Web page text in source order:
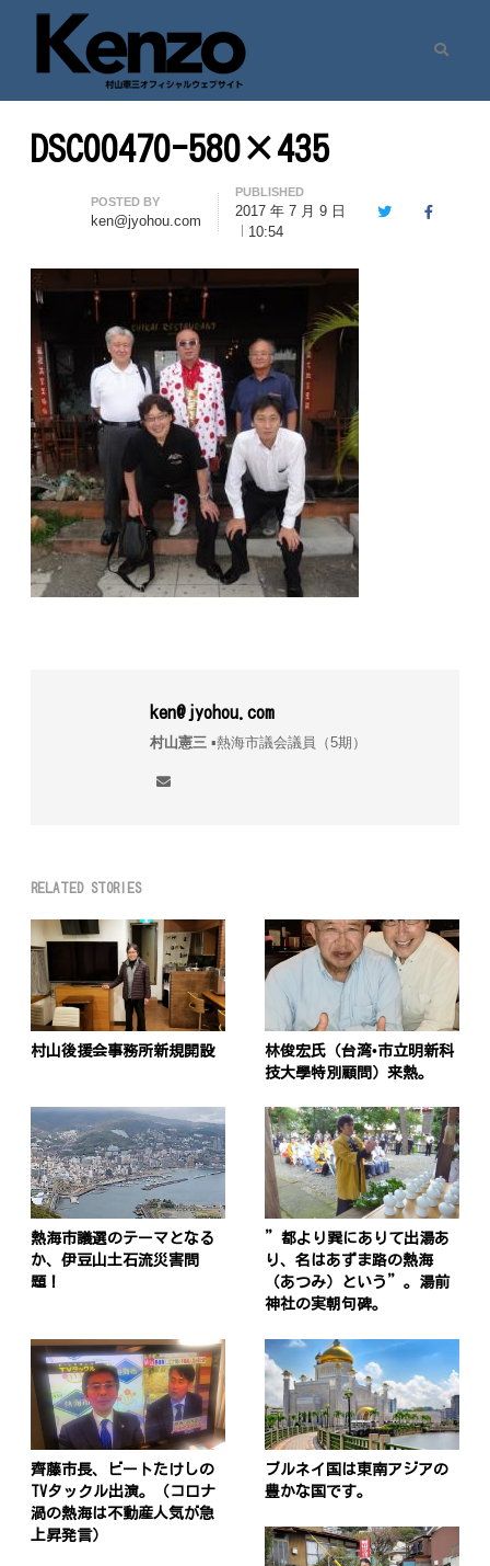
七転八起 – 村山憲三 Official Site
村山憲三ウェブサイト
DSC00470-580×435
Author
POSTED BY
ken@jyohou.com
PUBLISHED
2017 年 7 月 9 日
10:54
TwitterFacebook
ken@jyohou.com
村山憲三▪︎熱海市議会議員（5期）
RELATED STORIES
村山後援会事務所新規開設
林俊宏氏（台湾•市立明新科
技大學特別顧問）来熱。
熱海市議選のテーマとなる
か、伊豆山土石流災害問
題！
”都より巽にありて出湯あ
り、名はあずま路の熱海
（あつみ）という”。湯前
神社の実朝句碑。
齊藤市長、ビートたけしの
TVタックル出演。（コロナ
渦の熱海は不動産人気が急
上昇発言）
ブルネイ国は東南アジアの
豊かな国です。